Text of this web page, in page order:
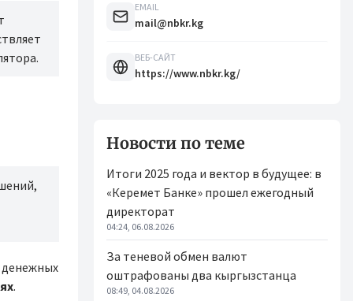
денежных
.
EMAIL
mail@nbkr.kg
ВЕБ-САЙТ
https://www.nbkr.kg/
Новости по теме
Итоги 2025 года и вектор в будущее: в
«Керемет Банке» прошел ежегодный
директорат
04:24, 06.08.2026
За теневой обмен валют
оштрафованы два кыргызстанца
08:49, 04.08.2026